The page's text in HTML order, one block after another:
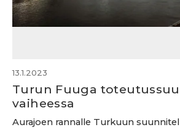
13.1.2023
Turun Fuuga
vaiheessa
Aurajoen rannalle Turkuun